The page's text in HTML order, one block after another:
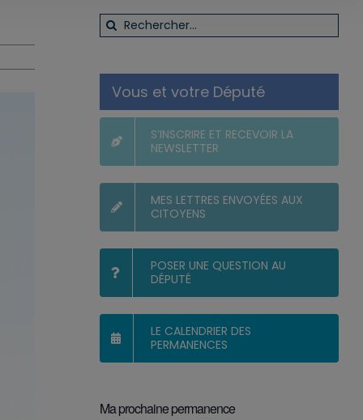
Rechercher:
Vous et votre Député
S’INSCRIRE ET RECEVOIR LA
NEWSLETTER
MES LETTRES ENVOYÉES AUX
CITOYENS
POSER UNE QUESTION AU
DÉPUTÉ
LE CALENDRIER DES
PERMANENCES
Ma prochaine permanence